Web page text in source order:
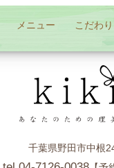
メニュー こだわり
千葉県野田市中根